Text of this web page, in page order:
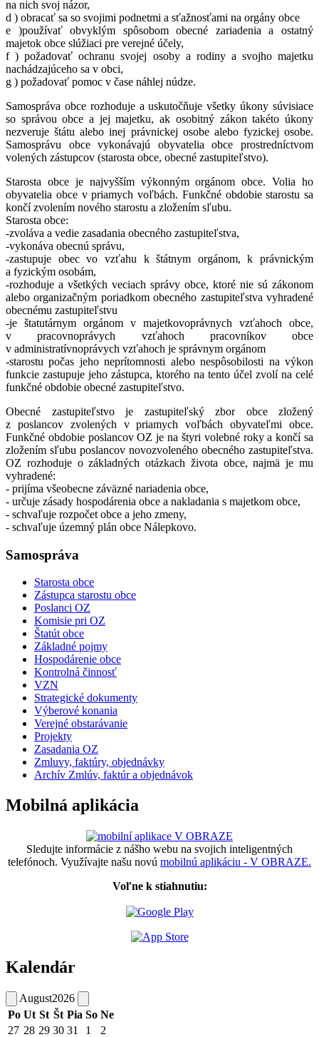
na nich svoj názor,
d ) obracať sa so svojimi podnetmi a sťažnosťami na orgány obce
e )používať obvyklým spôsobom obecné zariadenia a ostatný
majetok obce slúžiaci pre verejné účely,
f ) požadovať ochranu svojej osoby a rodiny a svojho majetku
nachádzajúceho sa v obci,
g ) požadovať pomoc v čase náhlej núdze.
Samospráva obce rozhoduje a uskutočňuje všetky úkony súvisiace
so správou obce a jej majetku, ak osobitný zákon takéto úkony
nezveruje štátu alebo inej právnickej osobe alebo fyzickej osobe.
Samosprávu obce vykonávajú obyvatelia obce prostredníctvom
volených zástupcov (starosta obce, obecné zastupiteľstvo).
Starosta obce je najvyšším výkonným orgánom obce. Volia ho
obyvatelia obce v priamych voľbách. Funkčné obdobie starostu sa
končí zvolením nového starostu a zložením sľubu.
Starosta obce:
-zvoláva a vedie zasadania obecného zastupiteľstva,
-vykonáva obecnú správu,
-zastupuje obec vo vzťahu k štátnym orgánom, k právnickým
a fyzickým osobám,
-rozhoduje a všetkých veciach správy obce, ktoré nie sú zákonom
alebo organizačným poriadkom obecného zastupiteľstva vyhradené
obecnému zastupiteľstvu
-je štatutárnym orgánom v majetkovoprávnych vzťahoch obce,
v pracovnoprávych vzťahoch pracovníkov obce
v administratívnoprávych vzťahoch je správnym orgánom
-starostu počas jeho neprítomnosti alebo nespôsobilosti na výkon
funkcie zastupuje jeho zástupca, ktorého na tento účel zvolí na celé
funkčné obdobie obecné zastupiteľstvo.
Obecné zastupiteľstvo je zastupiteľský zbor obce zložený
z poslancov zvolených v priamych voľbách obyvateľmi obce.
Funkčné obdobie poslancov OZ je na štyri volebné roky a končí sa
zložením sľubu poslancov novozvoleného obecného zastupiteľstva.
OZ rozhoduje o základných otázkach života obce, najmä je mu
vyhradené:
- prijíma všeobecne záväzné nariadenia obce,
- určuje zásady hospodárenia obce a nakladania s majetkom obce,
- schvaľuje rozpočet obce a jeho zmeny,
- schvaľuje územný plán obce Nálepkovo.
Samospráva
Starosta obce
Zástupca starostu obce
Poslanci OZ
Komisie pri OZ
Štatút obce
Základné pojmy
Hospodárenie obce
Kontrolná činnosť
VZN
Strategické dokumenty
Výberové konania
Verejné obstarávanie
Projekty
Zasadania OZ
Zmluvy, faktúry, objednávky
Archív Zmlúv, faktúr a objednávok
Mobilná aplikácia
Sledujte informácie z nášho webu na svojich inteligentných
telefónoch. Využívajte našu novú mobilnú aplikáciu - V OBRAZE.
Voľne k stiahnutiu:
Kalendár
August2026
Po Ut St Št Pia So Ne
27 28 29 30 31 1
2